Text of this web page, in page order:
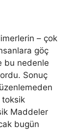
– çok
göç
bu nedenle
Sonuç
toksik
Maddeler
bugün